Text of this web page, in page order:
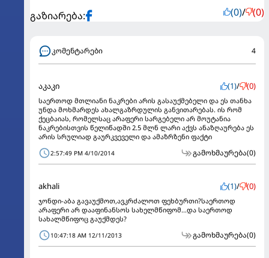
გაზიარება: (0)/ (0)
კომენტარები 4
აკაკი (1)/ (0)
საერთოდ მთლიანი ნაკრები არის გასაუქმებელი და ეს თანხა
უნდა მოხმარდეს ახალგაზრდულის განვითარებას. ის რომ
ქეცბაიას, რომელსაც არაფერი სარგებელი არ მოუტანია
ნაკრებისთვის წელიწადში 2.5 მლნ ლარი აქვს ანაზღაურება ეს
არის სრულიად გაურკვეველი და ამაზრზენი ფაქტი
2:57:49 PM 4/10/2014 გამოხმაურება(0)
akhali (1)/ (0)
ჯონდი-აბა გავაუქმოთ,ავკრძალოთ ფეხბურთი?საერთოდ
არაფერი არ დააფინანსოს სახელმწიფომ...და საერთოდ
სახალმწიფოც გაუქმდეს?
10:47:18 AM 12/11/2013 გამოხმაურება(0)